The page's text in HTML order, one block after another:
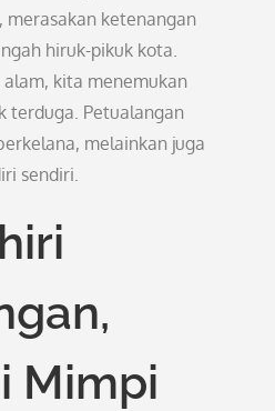
merasakan ketenangan
hiruk-pikuk kota.
kita menemukan
terduga. Petualangan
melainkan juga
sendiri.
Mimpi